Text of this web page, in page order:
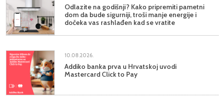
Odlazite na godišnji? Kako pripremiti pametni
dom da bude sigurniji, troši manje energije i
dočeka vas rashlađen kad se vratite
10.08.2026.
Addiko banka prva u Hrvatskoj uvodi
Mastercard Click to Pay